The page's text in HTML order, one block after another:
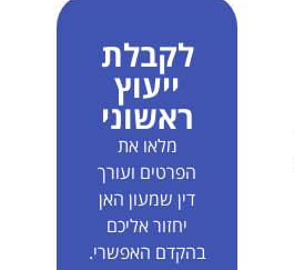
לקבלת
ייעוץ
ראשוני
מלאו את
הפרטים ועורך
דין שמעון האן
יחזור אליכם
בהקדם האפשרי.